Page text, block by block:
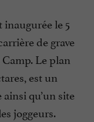
inaugurée le 5
de grave
Le plan
est un
qu’un site
joggeurs.